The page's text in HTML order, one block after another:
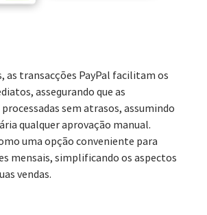
as transacções PayPal facilitam os
assegurando que as
sem atrasos, assumindo
qualquer aprovação manual.
uma opção conveniente para
mensais, simplificando os aspectos
vendas.